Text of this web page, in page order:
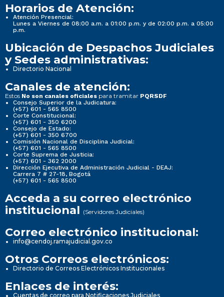
Horarios de Atención:
Atención Presencial:
Lunes a Viernes de 08:00 a.m. a 01:00 p.m. y de 02:00 p.m. a 05:00
p.m.
Ubicación de Despachos Judiciales
y Sedes administrativas:
Directorio Nacional
Canales de atención:
Estos No son canales oficiales para tramitar PQRSDF
Consejo Superior de la Judicatura:
(+57) 601 - 565 8500
Corte Constitucional:
(+57) 601 - 350 6200
Consejo de Estado:
(+57) 601 - 350 6700
Comisión Nacional de Disciplina Judicial:
(+57) 601 - 565 8500
Corte Suprema de Justicia:
(+57) 601 - 362 2000
Dirección Ejecutiva de Administración Judicial - DEAJ:
Carrera 7 # 27-18, Bogotá
(+57) 601 - 565 8500
Acceda a su correo electrónico
institucional (Servidores Judiciales)
Correo electrónico institucional:
info@cendoj.ramajudicial.gov.co
Otros Correos electrónicos:
Directorio de Correos Electrónicos Institucionales
Enlaces de interés:
Cuentas de correo para Notificaciones Judiciales